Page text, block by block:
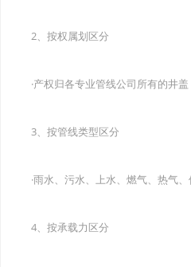
2、按权属划区分
·产权归各专业管线公司所有的井
3、按管线类型区分
·雨水、污水、上水、燃气、热气
4、按承载力区分